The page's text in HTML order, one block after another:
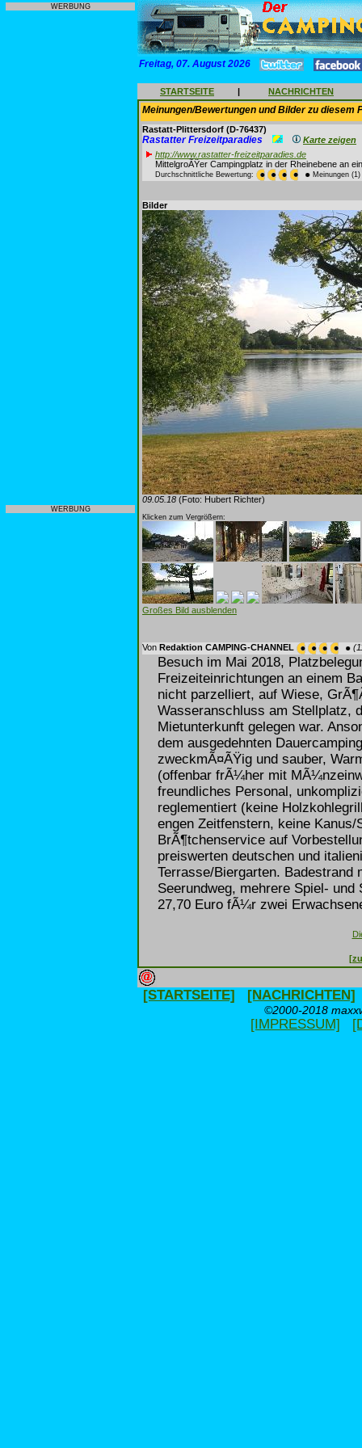
WERBUNG
WERBUNG
Freitag, 07. August 2026
STARTSEITE | NACHRICHTEN
Meinungen/Bewertungen und Bilder zu diesem
Rastatt-Plittersdorf (D-76437)
Rastatter Freizeitparadies
Karte zeigen
http://www.rastatter-freizeitparadies.de
MittelgroÃŸer Campingplatz in der Rheinebene an
Durchschnittliche Bewertung: Meinungen (1)
Bilder
09.05.18 (Foto: Hubert Richter)
Klicken zum Vergrößern:
Großes Bild ausblenden
Von Redaktion CAMPING-CHANNEL
Besuch im Mai 2018,
Freizeiteinrichtungen an einem
nicht parzelliert, auf Wiese,
Wasseranschluss am Stellplatz,
Mietunterkunft gelegen war.
dem ausgedehnten
zweckmÃ¤ÃŸig und sauber,
(offenbar frÃ¼her mit
freundliches Personal,
reglementiert (keine
engen Zeitfenstern, keine
BrÃ¶tchenservice auf
preiswerten deutschen und
Terrasse/Biergarten.
Seerundweg, mehrere Spiel-
27,70 Euro fÃ¼r zwei
[STARTSEITE] [NACHRICHTEN]
©2000-2018
[IMPRESSUM]